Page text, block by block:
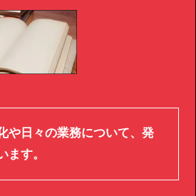
や日々の業務について、発
ます。